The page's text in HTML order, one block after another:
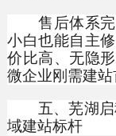
售后体系完
小白也能自主
价比高、无隐
微企业刚需建站
五、芜湖启
域建站标杆